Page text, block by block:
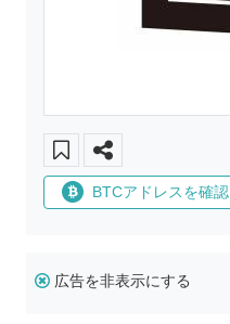
BTCアドレスを確認
広告を非表示にする